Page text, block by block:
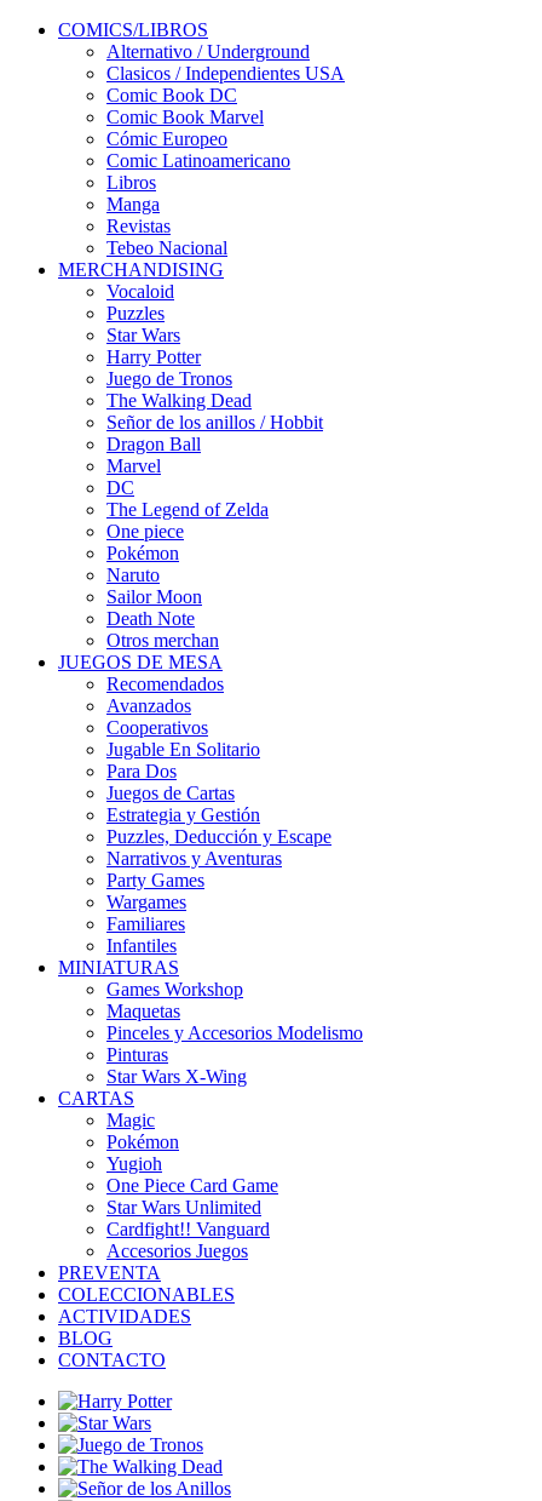
COMICS/LIBROS
Alternativo / Underground
Clasicos / Independientes USA
Comic Book DC
Comic Book Marvel
Cómic Europeo
Comic Latinoamericano
Libros
Manga
Revistas
Tebeo Nacional
MERCHANDISING
Vocaloid
Puzzles
Star Wars
Harry Potter
Juego de Tronos
The Walking Dead
Señor de los anillos / Hobbit
Dragon Ball
Marvel
DC
The Legend of Zelda
One piece
Pokémon
Naruto
Sailor Moon
Death Note
Otros merchan
JUEGOS DE MESA
Recomendados
Avanzados
Cooperativos
Jugable En Solitario
Para Dos
Juegos de Cartas
Estrategia y Gestión
Puzzles, Deducción y Escape
Narrativos y Aventuras
Party Games
Wargames
Familiares
Infantiles
MINIATURAS
Games Workshop
Maquetas
Pinceles y Accesorios Modelismo
Pinturas
Star Wars X-Wing
CARTAS
Magic
Pokémon
Yugioh
One Piece Card Game
Star Wars Unlimited
Cardfight!! Vanguard
Accesorios Juegos
PREVENTA
COLECCIONABLES
ACTIVIDADES
BLOG
CONTACTO